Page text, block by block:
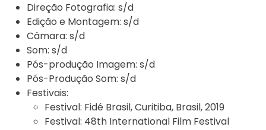
Direção Fotografia: s/d
Edição e Montagem: s/d
Câmara: s/d
Som: s/d
Pós-produção Imagem: s/d
Pós-Produção Som: s/d
Festivais:
Festival: Fidé Brasil, Curitiba, Brasil, 2019
Festival: 48th International Film Festival